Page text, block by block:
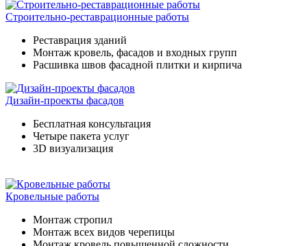
Строительно-реставрационные работы
Реставрация зданий
Монтаж кровель, фасадов и входных групп
Расшивка швов фасадной плитки и кирпича
Дизайн-проекты фасадов
Бесплатная консультация
Четыре пакета услуг
3D визуализация
Кровельные работы
Монтаж стропил
Монтаж всех видов черепицы